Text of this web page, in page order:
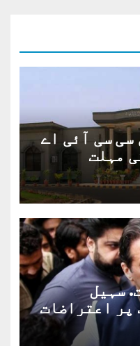
سی سی آئی اے
سہیل
پر اعتراضات